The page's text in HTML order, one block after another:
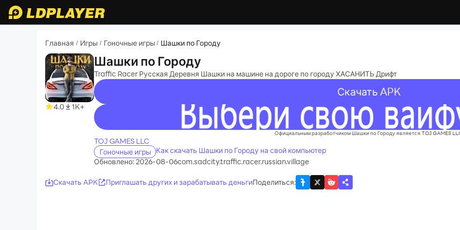
Главная / Игры / Гоночные игры / Шашки по Городу
4.0 1K+
Шашки по Городу
Traffic Racer Русская Деревня Шашки на машине на дороге по городу ХАСАНИТЬ Дрифт
Скачать APK
recommend
Официальным разработчиком Шашки по Городу является TOJ GAMES
TOJ GAMES LLC
Гоночные игры
Как скачать Шашки по Городу на свой компьютер
Обновлено: 2026-08-06com.sadcity.traffic.racer.russian.village
Скачать APK Приглашать других и зарабатывать деньгиПоделиться: